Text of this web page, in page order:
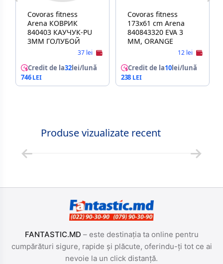
Covoras fitness
Arena КОВРИК
840403 КАУЧУК-PU
3ММ ГОЛУБОЙ
37 lei
Credit de la32lei/lună
746
Covoras fitness
173х61 cm Arena
840843320 EVA 3
MM, ORANGE
12 lei
Credit de la10lei/lună
238
Produse vizualizate recent
FANTASTIC.MD – este destinația ta online pentru
cumpărături sigure, rapide și plăcute, oferindu-ți tot ce ai
nevoie la un click distanță.